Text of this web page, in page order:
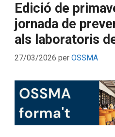
Edició de
jornada de
als laboratoris
27/03/2026 per OSSMA